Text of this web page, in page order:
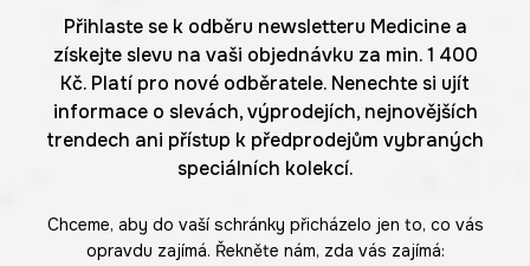
Přihlaste se k odběru newsletteru Medicine a
získejte slevu na vaši objednávku za min. 1 400
Kč. Platí pro nové odběratele. Nenechte si ujít
informace o slevách, výprodejích, nejnovějších
trendech ani přístup k předprodejům vybraných
speciálních kolekcí.
Chceme, aby do vaší schránky přicházelo jen to, co vás
opravdu zajímá. Řekněte nám, zda vás zajímá: